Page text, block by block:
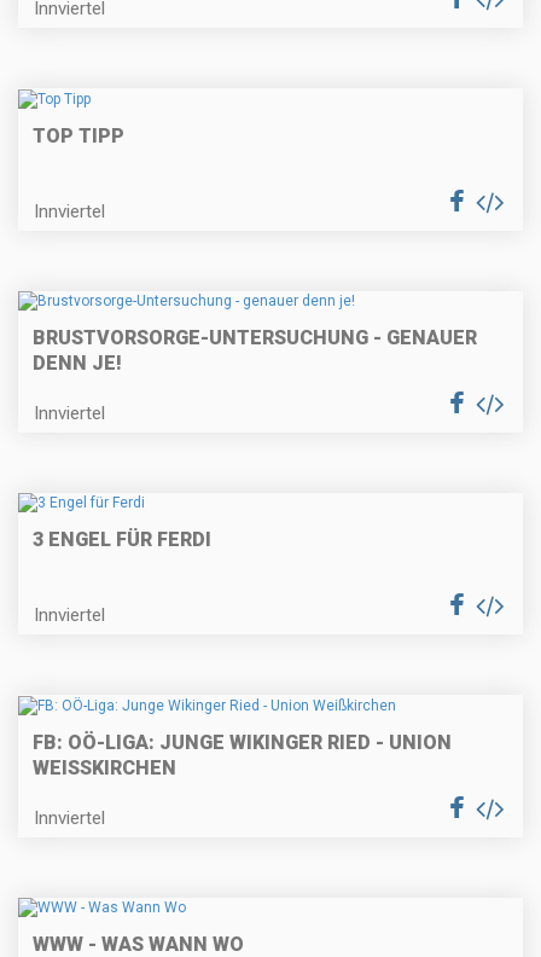
Innviertel
TOP TIPP
Innviertel
BRUSTVORSORGE-UNTERSUCHUNG - GENAUER
DENN JE!
Innviertel
3 ENGEL FÜR FERDI
Innviertel
FB: OÖ-LIGA: JUNGE WIKINGER RIED - UNION
WEISSKIRCHEN
Innviertel
WWW - WAS WANN WO